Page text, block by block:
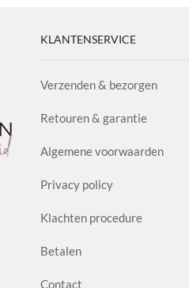
KLANTENSERVICE
Verzenden & bezorgen
Retouren & garantie
Algemene voorwaarden
Privacy policy
Klachten procedure
Betalen
Contact